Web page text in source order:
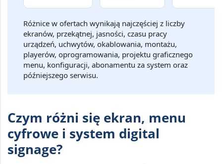
Różnice w ofertach wynikają najczęściej z liczby
ekranów, przekątnej, jasności, czasu pracy
urządzeń, uchwytów, okablowania, montażu,
playerów, oprogramowania, projektu graficznego
menu, konfiguracji, abonamentu za system oraz
późniejszego serwisu.
Czym różni się ekran, menu
cyfrowe i system digital
signage?